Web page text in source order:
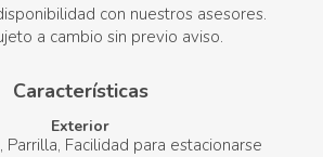
con nuestros asesores.
a cambio sin previo aviso.
Características
Exterior
Parrilla Facilidad para estacionarse